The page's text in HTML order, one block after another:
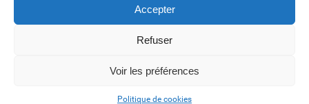
Accepter
Refuser
Voir les préférences
Politique de cookies